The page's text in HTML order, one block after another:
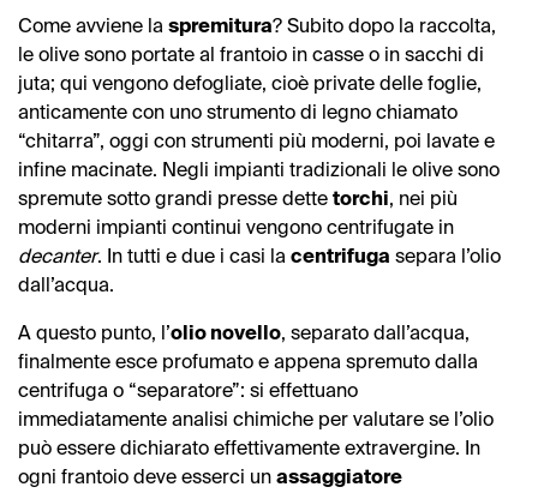
Come avviene la spremitura? Subito dopo la raccolta,
le olive sono portate al frantoio in casse o in sacchi di
juta; qui vengono defogliate, cioè private delle foglie,
anticamente con uno strumento di legno chiamato
“chitarra”, oggi con strumenti più moderni, poi lavate e
infine macinate. Negli impianti tradizionali le olive sono
spremute sotto grandi presse dette torchi, nei più
moderni impianti continui vengono centrifugate in
decanter. In tutti e due i casi la centrifuga separa l’olio
dall’acqua.
A questo punto, l’olio novello, separato dall’acqua,
finalmente esce profumato e appena spremuto dalla
centrifuga o “separatore”: si effettuano
immediatamente analisi chimiche per valutare se l’olio
può essere dichiarato effettivamente extravergine. In
ogni frantoio deve esserci un assaggiatore